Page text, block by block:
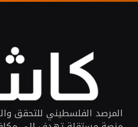
المرصد الفلسطيني للتحقق